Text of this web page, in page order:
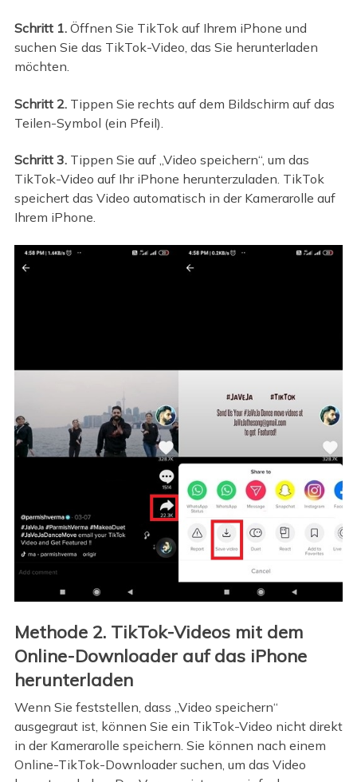
Schritt 1.Öffnen Sie TikTok auf Ihrem iPhone und
suchen Sie das TikTok-Video, das Sie herunterladen
möchten.
Schritt 2.Tippen Sie rechts auf dem Bildschirm auf das
Teilen-Symbol (ein Pfeil).
Schritt 3.Tippen Sie auf „Video speichern“, um das
TikTok-Video auf Ihr iPhone herunterzuladen. TikTok
speichert das Video automatisch in der Kamerarolle auf
Ihrem iPhone.
Methode 2. TikTok-Videos mit dem
Online-Downloader auf das iPhone
herunterladen
Wenn Sie feststellen, dass „Video speichern“
ausgegraut ist, können Sie ein TikTok-Video nicht direkt
in der Kamerarolle speichern. Sie können nach einem
Online-TikTok-Downloader suchen, um das Video